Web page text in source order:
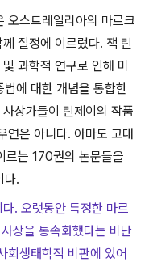
오스트레일리아의 마르크
께 절정에 이르렀다. 잭 린
과학적 연구로 인해 미
에 대한 개념을 통합한
상가들이 린제이의 작품
연은 아니다. 아마도 고대
르는 170권의 논문들을
다.
. 오랫동안 특정한 마르
상을 통속화했다는 비난
회생태학적 비판에 있어